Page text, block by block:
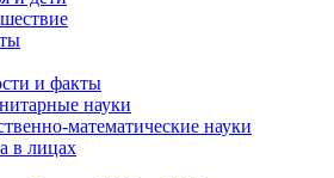
и факты
науки
математические науки
в лицах